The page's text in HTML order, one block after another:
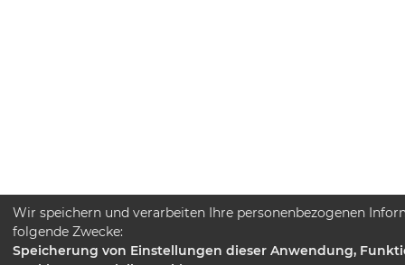
Wir speichern und verarbeiten Ihre personenbezogenen
folgende Zwecke:
Speicherung von Einstellungen dieser Anwendung,